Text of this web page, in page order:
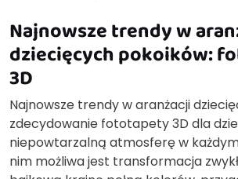
Najnowsze trendy w
dziecięcych pokoików:
3D
Najnowsze trendy w aranżacji
zdecydowanie fototapety 3D dla
niepowtarzalną atmosferę w
nim możliwa jest transformacja